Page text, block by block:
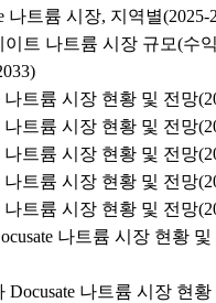
나트륨 시장, 지역별(2025-
이트 나트륨 시장 규모(수
나트륨 시장 현황 및 전망
나트륨 시장 현황 및 전망
나트륨 시장 현황 및 전망
나트륨 시장 현황 및 전망
나트륨 시장 현황 및 전망
나트륨 시장 현황 및
Docusate 나트륨 시장 현